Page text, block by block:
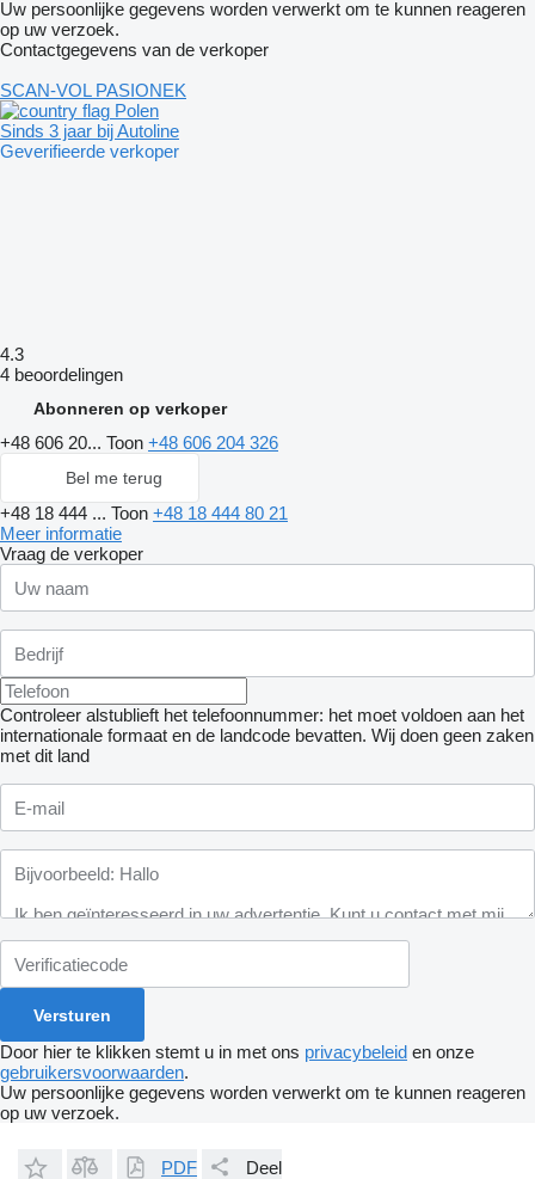
Uw persoonlijke gegevens worden verwerkt om te kunnen reageren
op uw verzoek.
Contactgegevens van de verkoper
SCAN-VOL PASIONEK
Polen
Sinds 3 jaar bij Autoline
Geverifieerde verkoper
4.3
4 beoordelingen
Abonneren op verkoper
+48 606 20... Toon +48 606 204 326
Bel me terug
+48 18 444 ... Toon +48 18 444 80 21
Meer informatie
Vraag de verkoper
Controleer alstublieft het telefoonnummer: het moet voldoen aan het
internationale formaat en de landcode bevatten. Wij doen geen zaken
met dit land
Door hier te klikken stemt u in met ons privacybeleid en onze
gebruikersvoorwaarden.
Uw persoonlijke gegevens worden verwerkt om te kunnen reageren
op uw verzoek.
PDF Deel